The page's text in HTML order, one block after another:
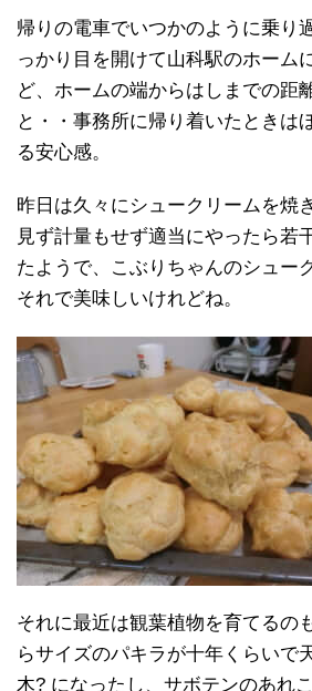
帰りの電車でいつかのように乗り
っかり目を開けて山科駅のホーム
ど、ホームの端からはしまでの距
と・・事務所に帰り着いたときは
る安心感。
昨日は久々にシュークリームを焼
見ず計量もせず適当にやったら若
たようで、こぶりちゃんのシュー
それで美味しいけれどね。
それに最近は観葉植物を育てるの
らサイズのパキラが十年くらいで
木? になったし、サボテンのあれ